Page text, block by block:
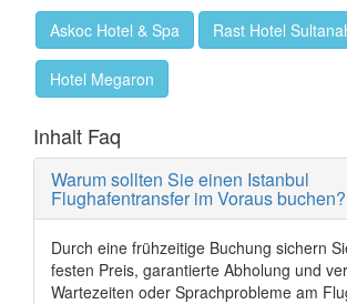
Askoc Hotel & Spa Rast Hotel
Hotel Megaron
Inhalt Faq
Warum sollten Sie einen Istanbul
Flughafentransfer im Voraus buchen?
Durch eine frühzeitige Buchung sichern
festen Preis, garantierte Abholung und
Wartezeiten oder Sprachprobleme am